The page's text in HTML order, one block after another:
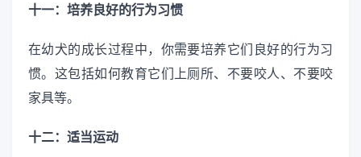
十一：培养良好的行为习惯
在幼犬的成长过程中，你需要培养它们良好的行为习
惯。这包括如何教育它们上厕所、不要咬人、不要咬
家具等。
十二：适当运动